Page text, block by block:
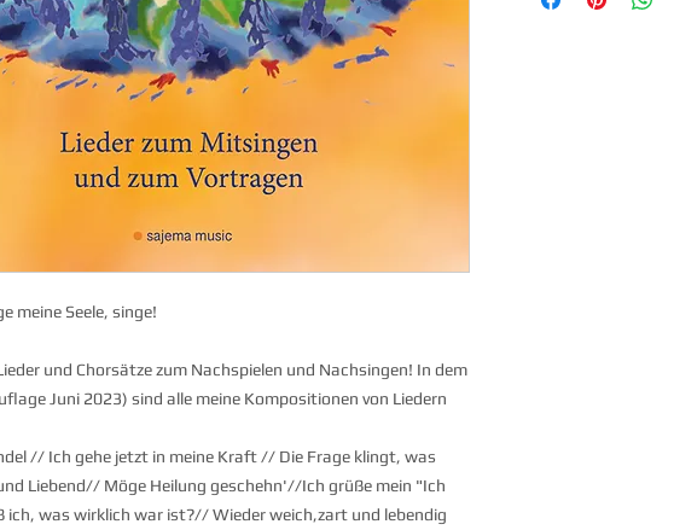
meine Seele, singe!
und Chorsätze zum Nachspielen und Nachsingen! In dem
Juni 2023) sind alle meine Kompositionen von Liedern
// Ich gehe jetzt in meine Kraft // Die Frage klingt, was
Liebend// Möge Heilung geschehn'//Ich grüße mein "Ich
ich, was wirklich war ist?// Wieder weich,zart und lebendig